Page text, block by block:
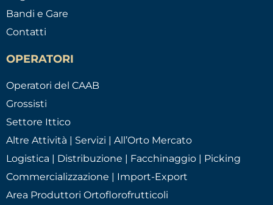
Bandi e Gare
Contatti
OPERATORI
Operatori del CAAB
Grossisti
Settore Ittico
Altre Attività | Servizi | All’Orto Mercato
Logistica | Distribuzione | Facchinaggio | Picking
Commercializzazione | Import-Export
Area Produttori Ortoflorofrutticoli